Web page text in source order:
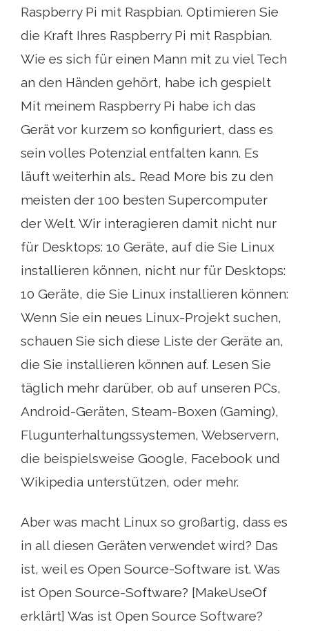
Raspberry Pi mit Raspbian. Optimieren Sie
die Kraft Ihres Raspberry Pi mit Raspbian.
Wie es sich für einen Mann mit zu viel Tech
an den Händen gehört, habe ich gespielt
Mit meinem Raspberry Pi habe ich das
Gerät vor kurzem so konfiguriert, dass es
sein volles Potenzial entfalten kann. Es
läuft weiterhin als… Read More bis zu den
meisten der 100 besten Supercomputer
der Welt. Wir interagieren damit nicht nur
für Desktops: 10 Geräte, auf die Sie Linux
installieren können, nicht nur für Desktops:
10 Geräte, die Sie Linux installieren können:
Wenn Sie ein neues Linux-Projekt suchen,
schauen Sie sich diese Liste der Geräte an,
die Sie installieren können auf. Lesen Sie
täglich mehr darüber, ob auf unseren PCs,
Android-Geräten, Steam-Boxen (Gaming),
Flugunterhaltungssystemen, Webservern,
die beispielsweise Google, Facebook und
Wikipedia unterstützen, oder mehr.
Aber was macht Linux so großartig, dass es
in all diesen Geräten verwendet wird? Das
ist, weil es Open Source-Software ist. Was
ist Open Source-Software? [MakeUseOf
erklärt] Was ist Open Source Software?